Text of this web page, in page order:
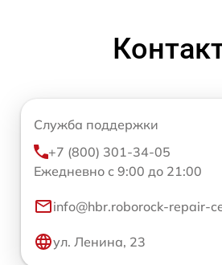
Служба поддержки
+7 (800) 301-34-05
Ежедневно с 9:00 до 21:00
info@hbr.roborock-repair-
ул. Ленина, 23